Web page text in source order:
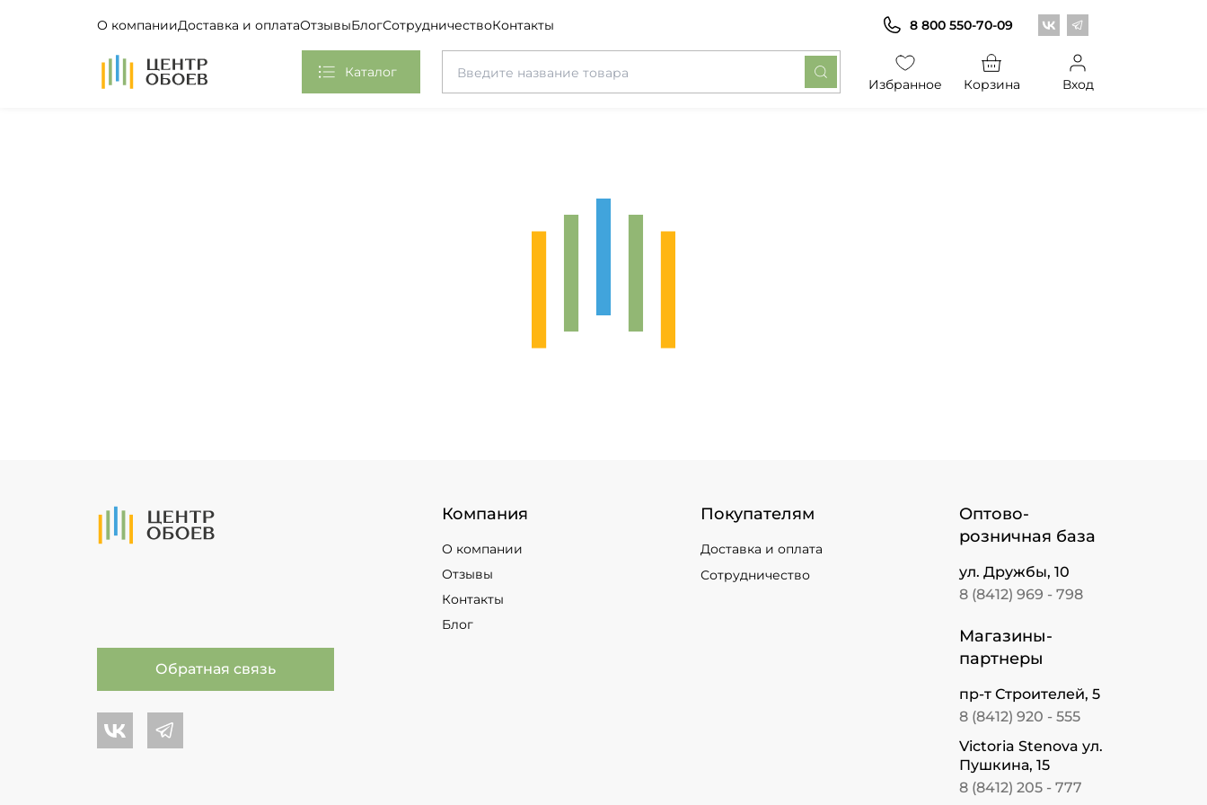
О компанииДоставка и оплатаОтзывыБлогСотрудничествоКонтакты Центр обоев во
Центр обоев в
8 800 550-70-09
На Главную
Каталог
Избранное Корзина Вход
На Главную Компания
О компании
Отзывы
Контакты
Блог
Покупателям
Доставка и оплата
Сотрудничество
Оптово-
розничная база
ул. Дружбы, 10
8 (8412) 969 - 798
Магазины-
партнеры
пр-т Строителей, 5
8 (8412) 920 - 555
Victoria Stenova ул.
Пушкина, 15
8 (8412) 205 - 777
Обратная связь
Центр обоев во Вконтакте
Центр обоев в Телеграме